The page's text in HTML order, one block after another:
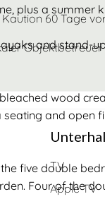
plus a summer
and stand-
wood
and open
five double
Four of the
60 Tage
TV
Apple TV